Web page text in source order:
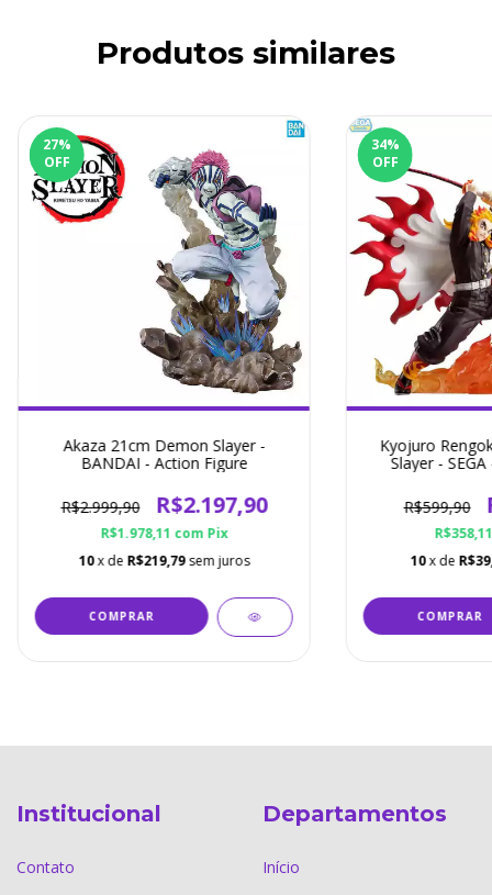
Produtos similares
27%
OFF
Akaza 21cm Demon Slayer -
BANDAI - Action Figure
R$2.999,90 R$2.197,90
R$1.978,11 com Pix
10x de R$219,79 sem juros
34%
OFF
Kyojuro
Slayer -
R$599,90
10x de
Institucional
Contato
Departamentos
Início